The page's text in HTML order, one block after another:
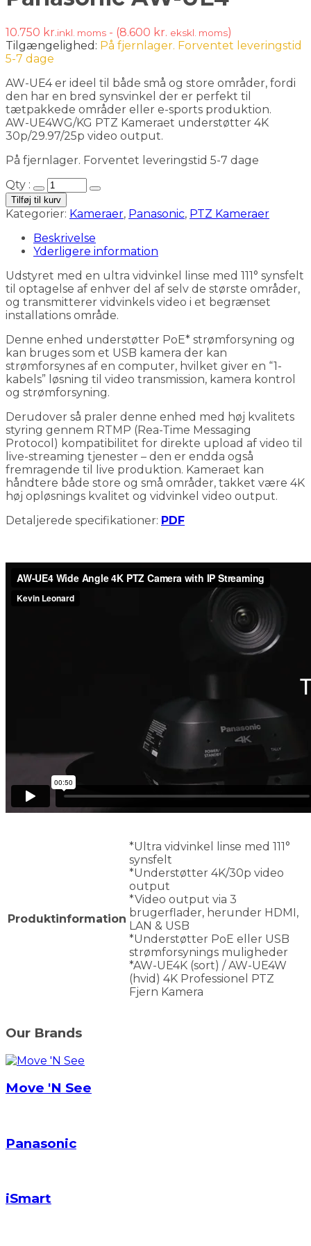
10.750 kr.inkl. moms - (8.600 kr. ekskl. moms)
Tilgængelighed: På fjernlager. Forventet leveringstid
5-7 dage
AW-UE4 er ideel til både små og store områder, fordi
den har en bred synsvinkel der er perfekt til
tætpakkede områder eller e-sports produktion.
AW-UE4WG/KG PTZ Kameraet understøtter 4K
30p/29.97/25p video output.
På fjernlager. Forventet leveringstid 5-7 dage
Qty :
Tilføj til kurv
Kategorier: Kameraer, Panasonic, PTZ Kameraer
Beskrivelse
Yderligere information
Udstyret med en ultra vidvinkel linse med 111° synsfelt
til optagelse af enhver del af selv de største områder,
og transmitterer vidvinkels video i et begrænset
installations område.
Denne enhed understøtter PoE* strømforsyning og
kan bruges som et USB kamera der kan
strømforsynes af en computer, hvilket giver en “1-
kabels” løsning til video transmission, kamera kontrol
og strømforsyning.
Derudover så praler denne enhed med høj kvalitets
styring gennem RTMP (Rea-Time Messaging
Protocol) kompatibilitet for direkte upload af video til
live-streaming tjenester – den er endda også
fremragende til live produktion. Kameraet kan
håndtere både store og små områder, takket være 4K
høj opløsnings kvalitet og vidvinkel video output.
Detaljerede specifikationer: PDF
Produktinformation
*Ultra vidvinkel linse med 111°
synsfelt
*Understøtter 4K/30p video
output
*Video output via 3
brugerflader, herunder HDMI,
LAN & USB
*Understøtter PoE eller USB
strømforsynings muligheder
*AW-UE4K (sort) / AW-UE4W
(hvid) 4K Professionel PTZ
Fjern Kamera
Our Brands
Move 'N See
Panasonic
iSmart